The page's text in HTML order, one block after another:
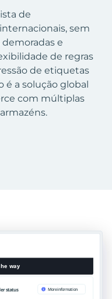
de
sem
e
de regras
de etiquetas
é a solução global
com múltiplas